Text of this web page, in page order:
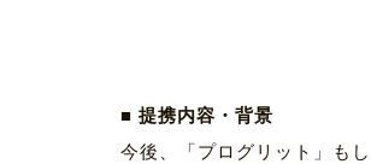
■ 提携内容・背景
今後、「プログリット」も